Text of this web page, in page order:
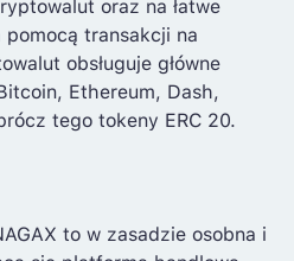
oraz na łatwe
transakcji na
obsługuje główne
Ethereum, Dash,
tego tokeny ERC 20.
to w zasadzie osobna i